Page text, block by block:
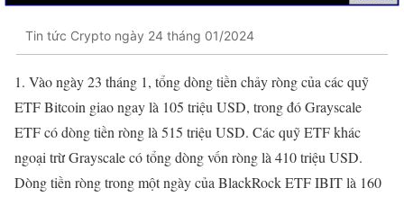
Tin tức Crypto ngày 24 tháng 01/2024
1. Vào ngày 23 tháng 1, tổng dòng tiền chảy ròng của các quỹ
ETF Bitcoin giao ngay là 105 triệu USD, trong đó Grayscale
ETF có dòng tiền ròng là 515 triệu USD. Các quỹ ETF khác
ngoại trừ Grayscale có tổng dòng vốn ròng là 410 triệu USD.
Dòng tiền ròng trong một ngày của BlackRock ETF IBIT là 160